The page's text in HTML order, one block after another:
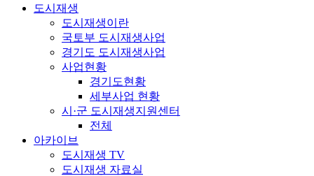
도시재생
도시재생이란
국토부 도시재생사업
경기도 도시재생사업
사업현황
경기도현황
세부사업 현황
시·군 도시재생지원센터
전체
아카이브
도시재생 TV
도시재생 자료실